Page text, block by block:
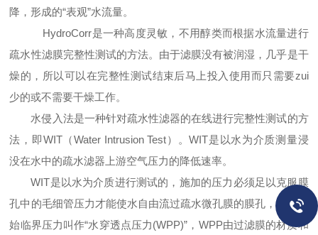
降，形成的“表观”水流量。
HydroCorr是一种高度灵敏，不用醇类而根据水流量进行
疏水性滤膜完整性测试的方法。由于滤膜没有被润湿，几乎是干
燥的，所以可以在完整性测试结束后马上投入使用而只需要zui
少的或不需要干燥工作。
水侵入法是一种针对疏水性滤器的在线进行完整性测试的方
法，即WIT（Water Intrusion Test）。WIT是以水为介质测量浸
没在水中的疏水滤器上游空气压力的降低速率。
WIT是以水为介质进行测试的，施加的压力必须足以克服膜
孔中的毛细管压力才能使水自由流过疏水微孔膜的膜孔，这个起
始临界压力叫作“水穿透点压力(WPP)”，WPP由过滤膜的材质和